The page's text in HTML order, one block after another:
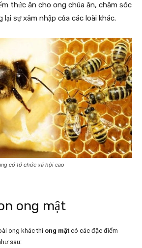
thức ăn cho ong chúa ăn, chăm sóc
sự xâm nhập của các loài khác.
có tổ chức xã hội cao
ong mật
ong khác thì ong mật có các đặc điểm
sau: